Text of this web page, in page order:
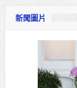
新聞圖片